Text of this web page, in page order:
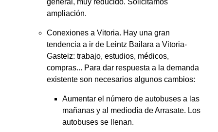
general, muy reducido. Solicitamos
ampliación.
Conexiones a Vitoria. Hay una gran
tendencia a ir de Leintz Bailara a Vitoria-
Gasteiz: trabajo, estudios, médicos,
compras... Para dar respuesta a la demanda
existente son necesarios algunos cambios:
Aumentar el número de autobuses a las
mañanas y al mediodía de Arrasate. Los
autobuses se llenan.